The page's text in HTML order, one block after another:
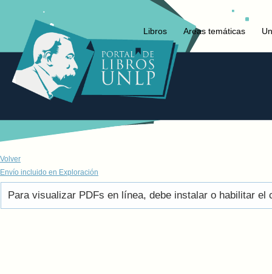
Libros Areas temáticas
Volver
Envío incluido en Exploración
Para visualizar PDFs en línea, debe instalar o habilitar el